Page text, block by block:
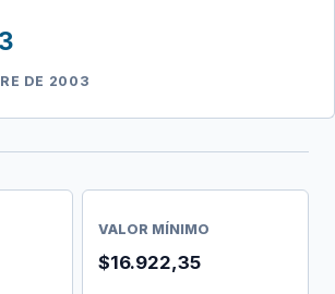
DE 2003
VALOR MÍNIMO
$16.922,35